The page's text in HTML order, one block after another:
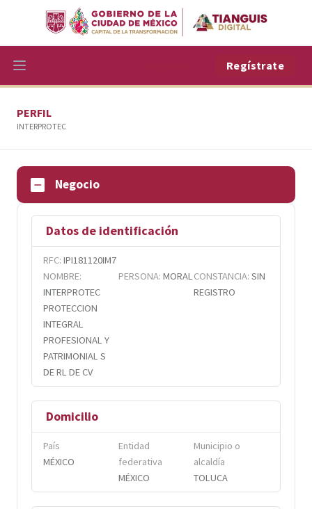
Regístrate
PERFIL
INTERPROTEC
Negocio
Datos de identificación
RFC: IPI181120IM7
NOMBRE:
INTERPROTEC
PROTECCION
INTEGRAL
PROFESIONAL Y
PATRIMONIAL S
DE RL DE CV
PERSONA: MORALCONSTANCIA: SIN
REGISTRO
Domicilio
País
MÉXICO
Entidad
federativa
MÉXICO
Municipio o
alcaldía
TOLUCA